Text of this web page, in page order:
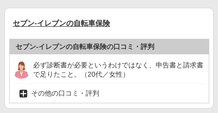
セブン‐イレブンの自転車保険
セブン‐イレブンの自転車保険の口コミ・評判
必ず診断書が必要というわけではなく、申告書と請求書
で足りたこと。（20代／女性）
その他の口コミ・評判